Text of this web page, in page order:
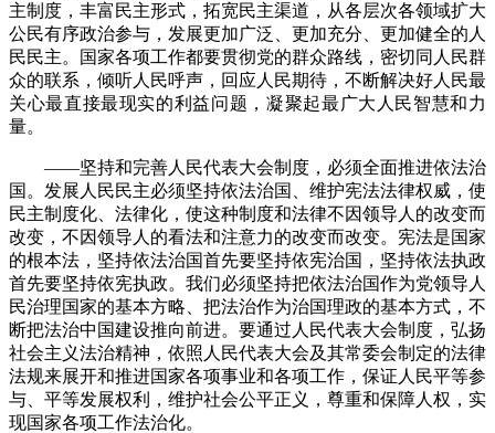
主制度，丰富民主形式，拓宽民主渠道，从各层次各领域扩大
公民有序政治参与，发展更加广泛、更加充分、更加健全的人
民民主。国家各项工作都要贯彻党的群众路线，密切同人民群
众的联系，倾听人民呼声，回应人民期待，不断解决好人民最
关心最直接最现实的利益问题，凝聚起最广大人民智慧和力
量。
——坚持和完善人民代表大会制度，必须全面推进依法治
国。发展人民民主必须坚持依法治国、维护宪法法律权威，使
民主制度化、法律化，使这种制度和法律不因领导人的改变而
改变，不因领导人的看法和注意力的改变而改变。宪法是国家
的根本法，坚持依法治国首先要坚持依宪治国，坚持依法执政
首先要坚持依宪执政。我们必须坚持把依法治国作为党领导人
民治理国家的基本方略、把法治作为治国理政的基本方式，不
断把法治中国建设推向前进。要通过人民代表大会制度，弘扬
社会主义法治精神，依照人民代表大会及其常委会制定的法律
法规来展开和推进国家各项事业和各项工作，保证人民平等参
与、平等发展权利，维护社会公平正义，尊重和保障人权，实
现国家各项工作法治化。